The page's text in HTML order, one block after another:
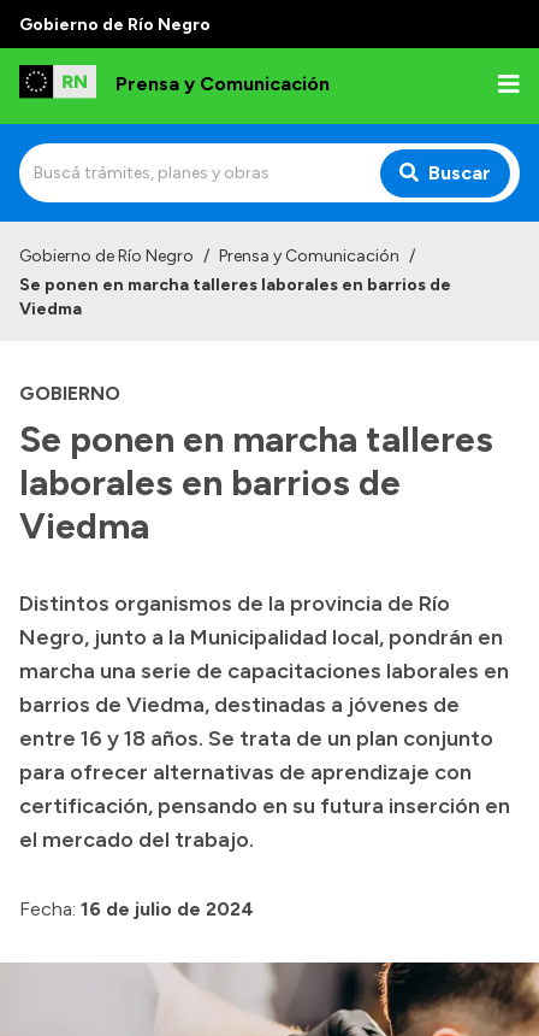
Gobierno de Río Negro
Prensa y Comunicación
Buscar
Institucional
Referentes de prensa
Archivo de noticias
Transparencia
Boletín Oficial
Compras y licitaciones
Consulta de expedientes
Consulta de pago a proveedores
Convocatorias
Intranet
Gobierno de Río Negro / Prensa y Comunicación /
Se ponen en marcha talleres laborales en barrios de
Viedma
GOBIERNO
Se ponen en marcha talleres
laborales en barrios de
Viedma
Distintos organismos de la provincia de Río
Negro, junto a la Municipalidad local, pondrán en
marcha una serie de capacitaciones laborales en
barrios de Viedma, destinadas a jóvenes de
entre 16 y 18 años. Se trata de un plan conjunto
para ofrecer alternativas de aprendizaje con
certificación, pensando en su futura inserción en
el mercado del trabajo.
Fecha: 16 de julio de 2024